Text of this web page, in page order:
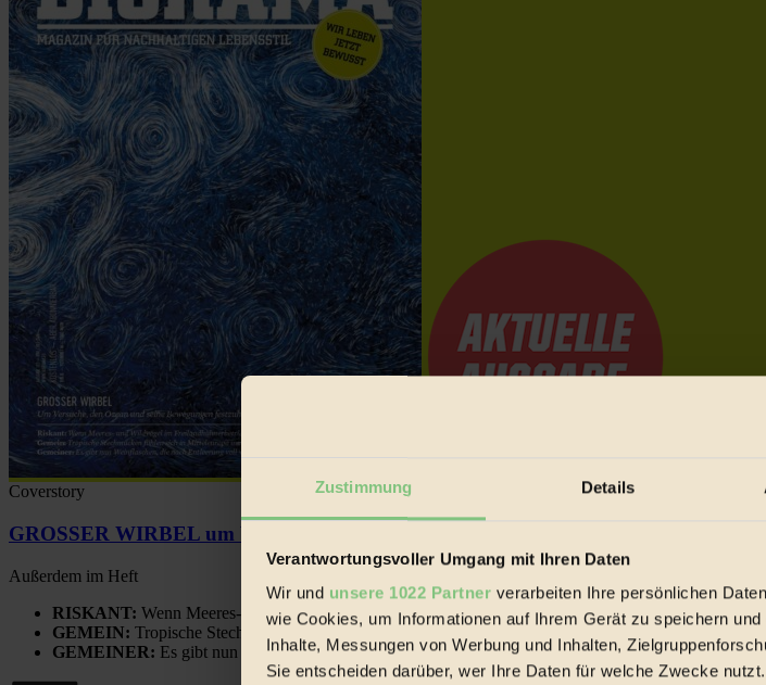
Zustimmung Details
Verantwortungsvoller Umgang mit Ihren Daten
Wir und unsere 1022 Partner verarbeiten Ihre persönlichen
wie Cookies, um Informationen auf Ihrem Gerät zu speichern
Inhalte, Messungen von Werbung und Inhalten,
Sie entscheiden darüber, wer Ihre Daten für welche Zwecke
Coverstory
GROSSER WIRBEL um Versuche, den Ozean und seine Bewegungen festzuhalten.
Außerdem im Heft
RISKANT: Wenn Meeres- und Wildvögel im Freilandhühnerbetrieb vorbeischauen.
GEMEIN: Tropische Stechmücken fühlen sich in Mitteleuropa inziwschen oft zu Hause.
GEMEINER: Es gibt nun Weinflaschen, die nach Entleerung voll wieder zu dir zurückkommen.